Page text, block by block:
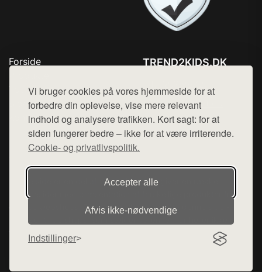
Vi bruger cookies på vores hjemmeside for at
forbedre din oplevelse, vise mere relevant
indhold og analysere trafikken. Kort sagt: for at
siden fungerer bedre – ikke for at være irriterende.
Cookie- og privatlivspolitik.
Accepter alle
Afvis ikke‑nødvendige
Indstillinger
Forside
Top Rabatter
Blog
Kontakt
TREND2KIDS.DK
Mail: hej@want.dk
Cookie- og privatlivspolitik
Denne side er en del af want.dk, der udgiver en række
hjemmesider med præsentation af forskellige produkter fra
diverse webshops. Der sælges ikke varer fra denne side - vi
henviser til de shops, som sælger varen. Vi har heller ikke
varerne på lager.